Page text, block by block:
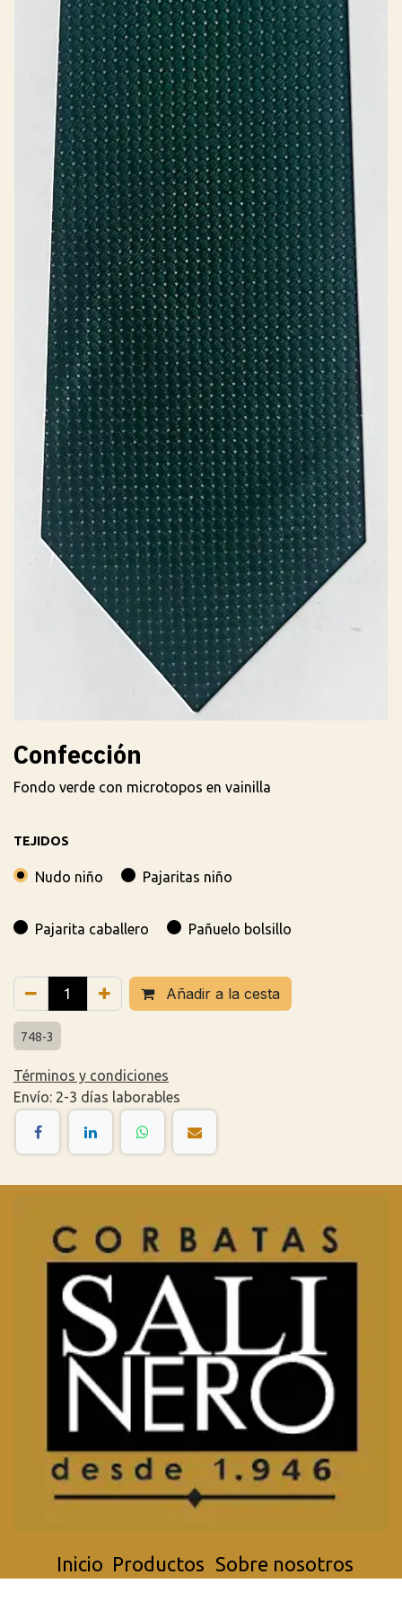
Confección
Fondo verde con microtopos en vainilla
TEJIDOS
Nudo niño Pajaritas niño
Pajarita caballero Pañuelo bolsillo
Añadir a la cesta
748-3
Términos y condiciones
Envío: 2-3 días laborables
Inicio Productos Sobre nosotros